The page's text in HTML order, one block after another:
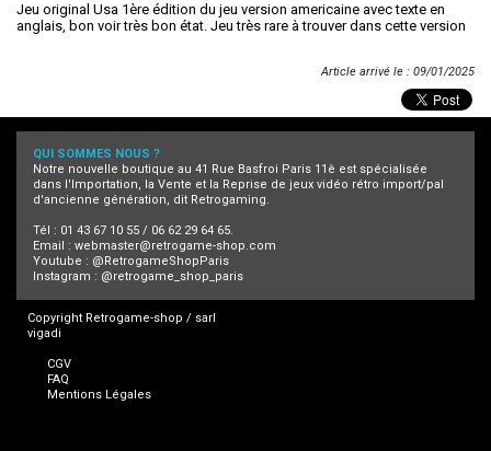
Jeu original Usa 1ère édition du jeu version americaine avec texte en
anglais, bon voir très bon état. Jeu très rare à trouver dans cette version
Article arrivé le : 09/01/2025
QUI SOMMES NOUS ?
Notre nouvelle boutique au 41 Rue Basfroi Paris 11è est spécialisée
dans l'Importation, la Vente et la Reprise de jeux vidéo rétro import/pal
d'ancienne génération, dit Retrogaming.
Tél : 01 43 67 10 55 / 06 62 29 64 65.
Email : webmaster@retrogame-shop.com
Youtube : @RetrogameShopParis
Instagram : @retrogame_shop_paris
Copyright Retrogame-shop / sarl
vigadi
CGV
FAQ
Mentions Légales